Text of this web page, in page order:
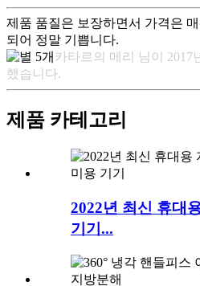
제품 품질은 보장하면서 가격은
되어 정말 기쁩니다.
카타르의 메리 님이 2017
했습니다.
제품 카테고리
2022년 최신 휴대
기기...